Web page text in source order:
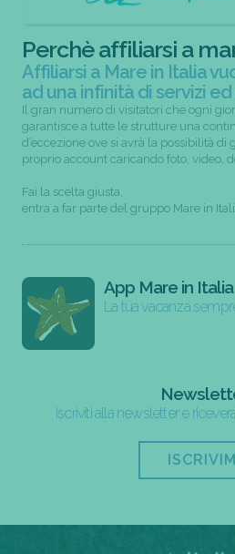
Perchè affiliarsi a
Affiliarsi a Mare in Italia
ad una infinità di servizi
Il gran numero di visitatori che ogni
garantisce a tutte le strutture una
d’eccezione ove si avrà la possibilità di
proprio account caricando foto, video,
Fai la scelta giusta,
entra a far parte del gruppo Mare in
App Mare in Italia
La tua vacanza
Iscriviti alla newsletter e